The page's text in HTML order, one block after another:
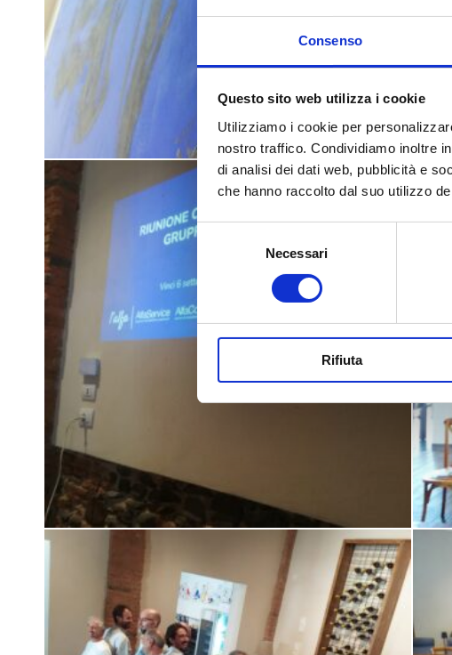
Consenso
Questo sito web utilizza i cookie
Utilizziamo i cookie per
nostro traffico. Condividiamo inoltre
di analisi dei dati web, pubblicità e
che hanno raccolto dal suo utilizzo
Selezione
Necessari
Rifiuta